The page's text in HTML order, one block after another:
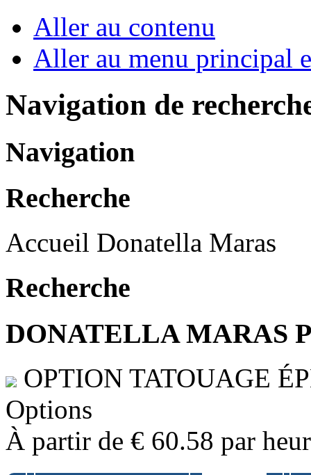
Aller au contenu
Aller au menu principal
Navigation de
Navigation
Recherche
Accueil Donatella Maras
Recherche
DONATELLA MARAS
OPTION TATOUAGE
Options
À partir de € 60.58 par